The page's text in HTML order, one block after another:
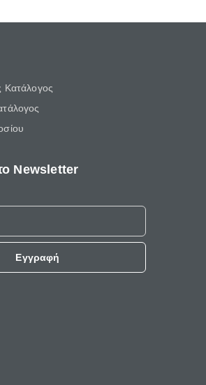
Κατάλογος
Newsletter
Εγγραφή